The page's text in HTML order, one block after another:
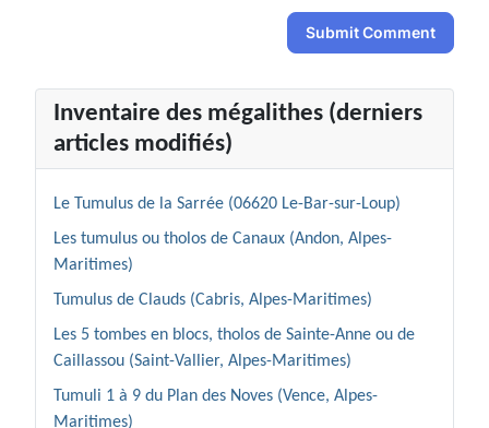
Submit Comment
Inventaire des mégalithes (derniers
articles modifiés)
Le Tumulus de la Sarrée (06620 Le-Bar-sur-Loup)
Les tumulus ou tholos de Canaux (Andon, Alpes-
Maritimes)
Tumulus de Clauds (Cabris, Alpes-Maritimes)
Les 5 tombes en blocs, tholos de Sainte-Anne ou de
Caillassou (Saint-Vallier, Alpes-Maritimes)
Tumuli 1 à 9 du Plan des Noves (Vence, Alpes-
Maritimes)